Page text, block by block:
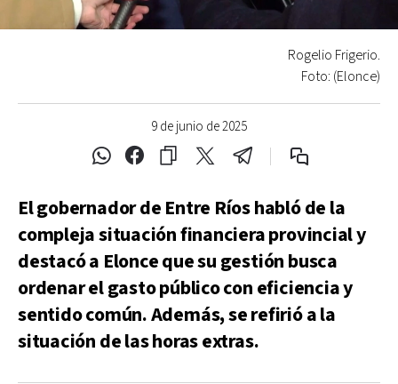
9 de junio de 2025
Rogelio Frigerio.
Foto: (Elonce)
El gobernador de Entre Ríos habló de la
compleja situación financiera provincial y
destacó a Elonce que su gestión busca
ordenar el gasto público con eficiencia y
sentido común. Además, se refirió a la
situación de las horas extras.